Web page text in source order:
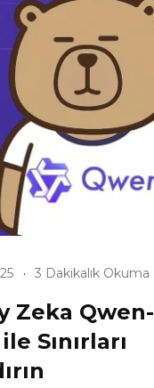
3 Dakikalık Okuma
Zeka Qwen-
Sınırları